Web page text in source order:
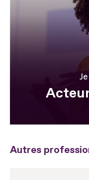
Autres